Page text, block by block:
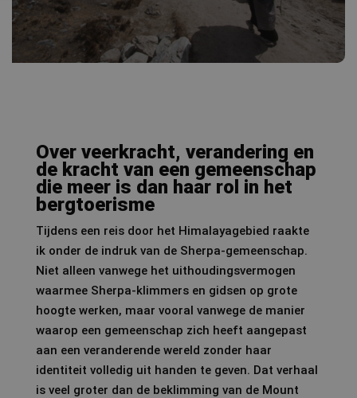
Over veerkracht, verandering en
de kracht van een gemeenschap
die meer is dan haar rol in het
bergtoerisme
Tijdens een reis door het Himalayagebied raakte
ik onder de indruk van de Sherpa-gemeenschap.
Niet alleen vanwege het uithoudingsvermogen
waarmee Sherpa-klimmers en gidsen op grote
hoogte werken, maar vooral vanwege de manier
waarop een gemeenschap zich heeft aangepast
aan een veranderende wereld zonder haar
identiteit volledig uit handen te geven. Dat verhaal
is veel groter dan de beklimming van de Mount